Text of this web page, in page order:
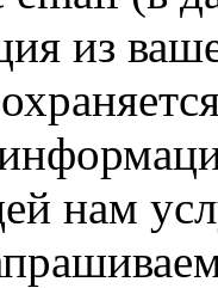
из
нам